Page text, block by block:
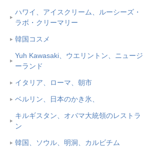
ハワイ、アイスクリーム、ルーシーズ・
ラボ・クリーマリー
韓国コスメ
Yuh Kawasaki、ウエリントン、ニュージ
ーランド
イタリア、ローマ、朝市
ベルリン、日本のかき氷、
キルギスタン、オバマ大統領のレストラ
ン
韓国、ソウル、明洞、カルビチム